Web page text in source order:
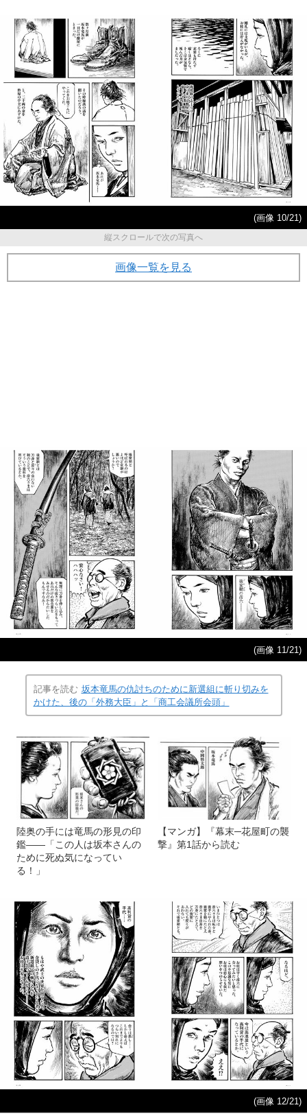
(画像 10/21)
縦スクロールで次の写真へ
画像一覧を見る
(画像 11/21)
記事を読む 坂本竜馬の仇討ちのために新選組に斬り切みを
かけた、後の「外務大臣」と「商工会議所会頭」
陸奥の手には竜馬の形見の印
鑑――「この人は坂本さんの
ために死ぬ気になってい
る！」
【マンガ】『幕末─花屋町の襲
撃』第1話から読む
(画像 12/21)